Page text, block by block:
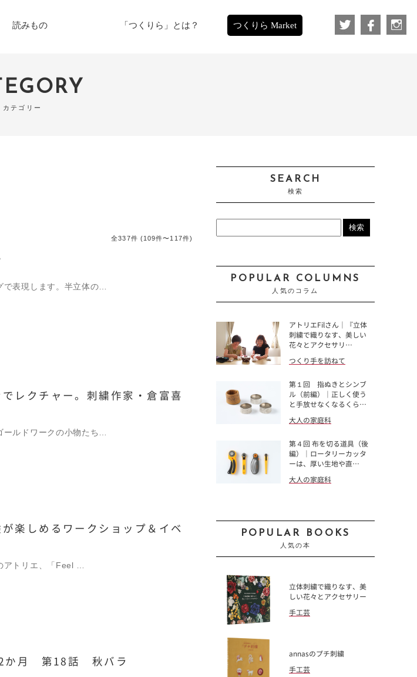
読みもの 「つくりら」とは？ つくりら Market
カテゴリー
全337件 (109件〜117件)
で表現します。半立体の…
レクチャー。刺繍作家・倉富喜
ルドワークの小物たち…
楽しめるワークショップ＆イベ
アトリエ、「Feel …
か月 第18話 秋バラ
SEARCH
検索
POPULAR COLUMNS
人気のコラム
アトリエFilさん｜『立体
刺繍で織りなす、美しい
花々とアクセサリ…
つくり手を訪ねて
第１回 指ぬきとシンブ
ル（前編）｜正しく使う
と手放せなくなるくら…
大人の家庭科
第４回 布を切る道具（後
編）｜ロータリーカッタ
ーは、厚い生地や直…
大人の家庭科
POPULAR BOOKS
人気の本
立体刺繍で織りなす、美
しい花々とアクセサリー
手工芸
annasのプチ刺繍
手工芸